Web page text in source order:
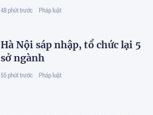
48 phút trước Pháp luật
Hà Nội sáp nhập, tổ chức lại 5
sở ngành
55 phút trước Pháp luật